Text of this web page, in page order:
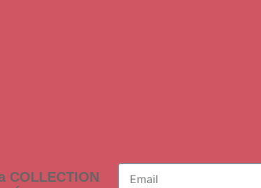
COLLECTION